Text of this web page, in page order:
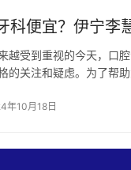
科便宜？伊宁李
越受到重视的今天，口
的关注和疑虑。为了帮
年10月18日